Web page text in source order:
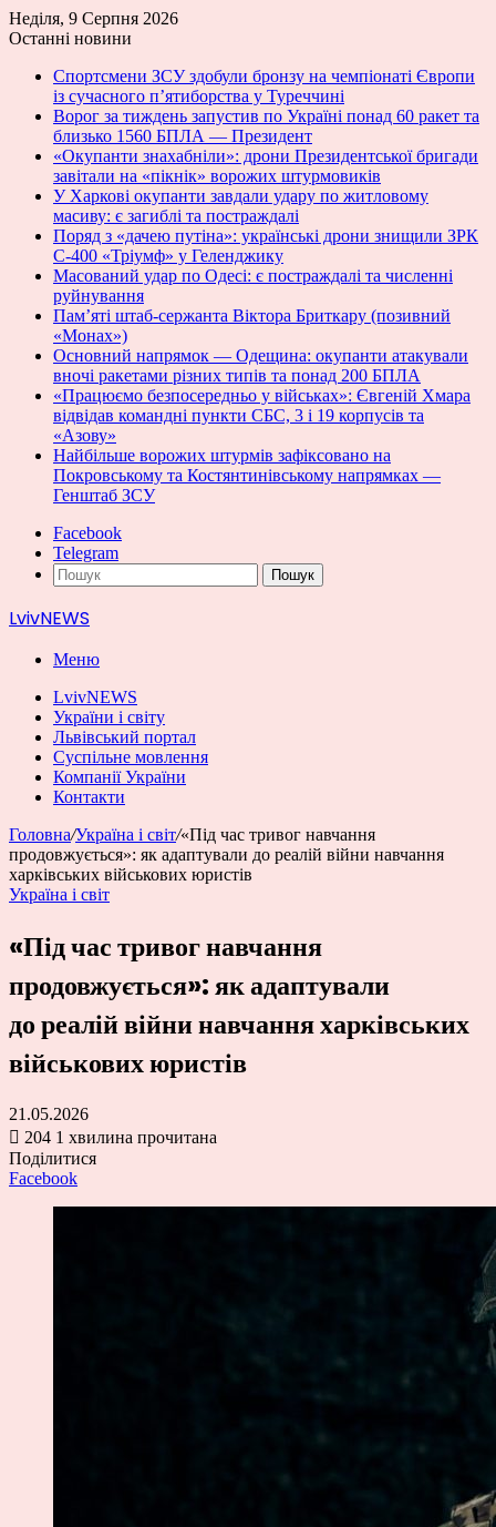
Неділя, 9 Серпня 2026
Останні новини
Спортсмени ЗСУ здобули бронзу на чемпіонаті Європи
із сучасного п’ятиборства у Туреччині
Ворог за тиждень запустив по Україні понад 60 ракет та
близько 1560 БПЛА — Президент
«Окупанти знахабніли»: дрони Президентської бригади
завітали на «пікнік» ворожих штурмовиків
У Харкові окупанти завдали удару по житловому
масиву: є загиблі та постраждалі
Поряд з «дачею путіна»: українські дрони знищили ЗРК
С-400 «Тріумф» у Геленджику
Масований удар по Одесі: є постраждалі та численні
руйнування
Пам’яті штаб-сержанта Віктора Бриткару (позивний
«Монах»)
Основний напрямок — Одещина: окупанти атакували
вночі ракетами різних типів та понад 200 БПЛА
«Працюємо безпосередньо у військах»: Євгеній Хмара
відвідав командні пункти СБС, 3 і 19 корпусів та
«Азову»
Найбільше ворожих штурмів зафіксовано на
Покровському та Костянтинівському напрямках —
Генштаб ЗСУ
Facebook
Telegram
Пошук
LvivNEWS
Меню
LvivNEWS
України і світу
Львівський портал
Суспільне мовлення
Компанії України
Контакти
Головна/Україна і світ/«Під час тривог навчання
продовжується»: як адаптували до реалій війни навчання
харківських військових юристів
Україна і світ
«Під час тривог навчання
продовжується»: як адаптували
до реалій війни навчання харківських
військових юристів
21.05.2026
204 1 хвилина прочитана
Поділитися
Facebook